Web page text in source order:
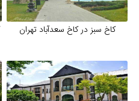
كاخ سبز در کاخ سعدآباد تهران